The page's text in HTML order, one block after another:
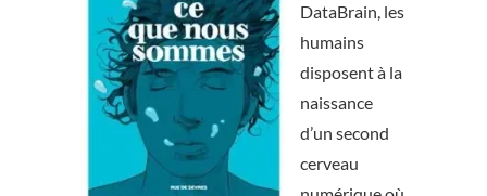
DataBrain, les
humains
disposent à la
naissance
d’un second
cerveau